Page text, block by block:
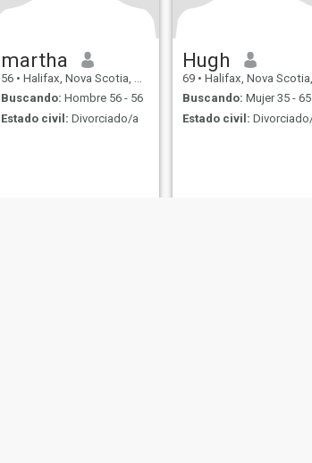
martha
56 • Halifax, Nova Scotia, Canadá
Buscando: Hombre 56 - 56
Estado civil: Divorciado/a
Hugh
69 • Halifax, Nova Scotia, Canadá
Buscando: Mujer 35 - 65
Estado civil: